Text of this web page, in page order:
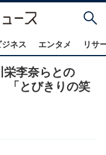
ネス エンタメ リサ
栄李奈らとの
「とびきりの笑